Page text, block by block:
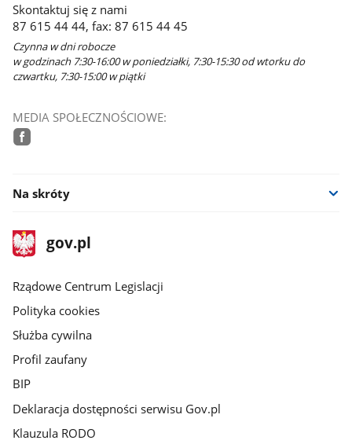
Skontaktuj się z nami
87 615 44 44, fax: 87 615 44 45
Czynna w dni robocze
w godzinach 7:30-16:00 w poniedziałki, 7:30-15:30 od wtorku do
czwartku, 7:30-15:00 w piątki
MEDIA SPOŁECZNOŚCIOWE:
Na skróty
stopka
gov.plStrona
gov.pl
Rządowe Centrum Legislacji
Polityka cookies
Służba cywilna
Profil zaufany
BIP
Deklaracja dostępności serwisu Gov.pl
Klauzula RODO